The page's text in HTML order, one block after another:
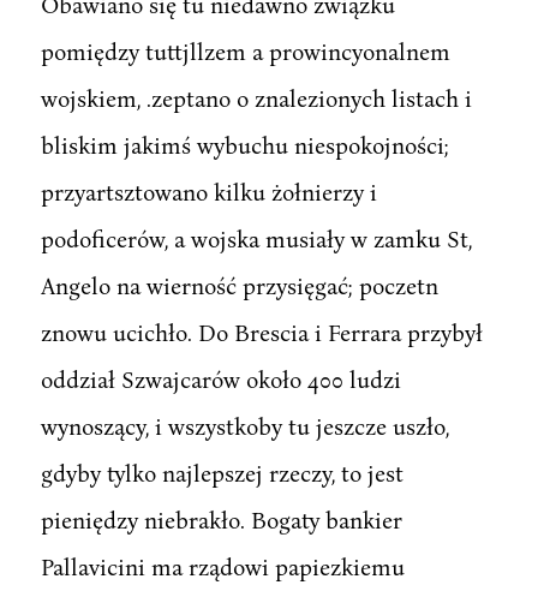
pomiędzy tuttjllzem a prowincyonalnem
wojskiem, .zeptano o znalezionych listach i
bliskim jakimś wybuchu niespokojności;
przyartsztowano kilku żołnierzy i
podoficerów, a wojska musiały w zamku St,
Angelo na wierność przysięgać; poczetn
znowu ucichło. Do Brescia i Ferrara przybył
oddział Szwajcarów około 400 ludzi
wynoszący, i wszystkoby tu jeszcze uszło,
gdyby tylko najlepszej rzeczy, to jest
pieniędzy niebrakło. Bogaty bankier
Pallavicini ma rządowi papiezkiemu